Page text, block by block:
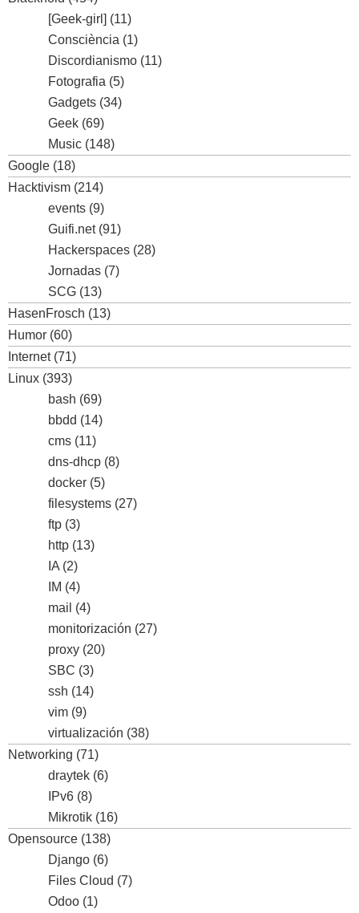
[Geek-girl] (11)
Consciència (1)
Discordianismo (11)
Fotografia (5)
Gadgets (34)
Geek (69)
Music (148)
Google (18)
Hacktivism (214)
events (9)
Guifi.net(91)
Hackerspaces (28)
Jornadas (7)
SCG (13)
HasenFrosch (13)
Humor (60)
Internet(71)
Linux (393)
bash (69)
bbdd (14)
cms (11)
dns-dhcp (8)
docker (5)
filesystems (27)
ftp (3)
http (13)
IA (2)
IM (4)
mail (4)
monitorización (27)
proxy (20)
SBC (3)
ssh (14)
vim (9)
virtualización (38)
Networking (71)
draytek (6)
IPv6 (8)
Mikrotik (16)
Opensource (138)
Django (6)
Files Cloud (7)
Odoo (1)